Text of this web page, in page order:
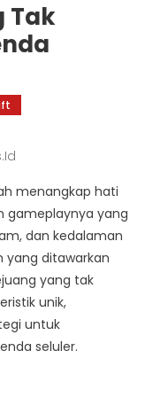
Tak
menangkap hati
gameplaynya yang
dan kedalaman
yang ditawarkan
yang tak
unik,
untuk
seluler.